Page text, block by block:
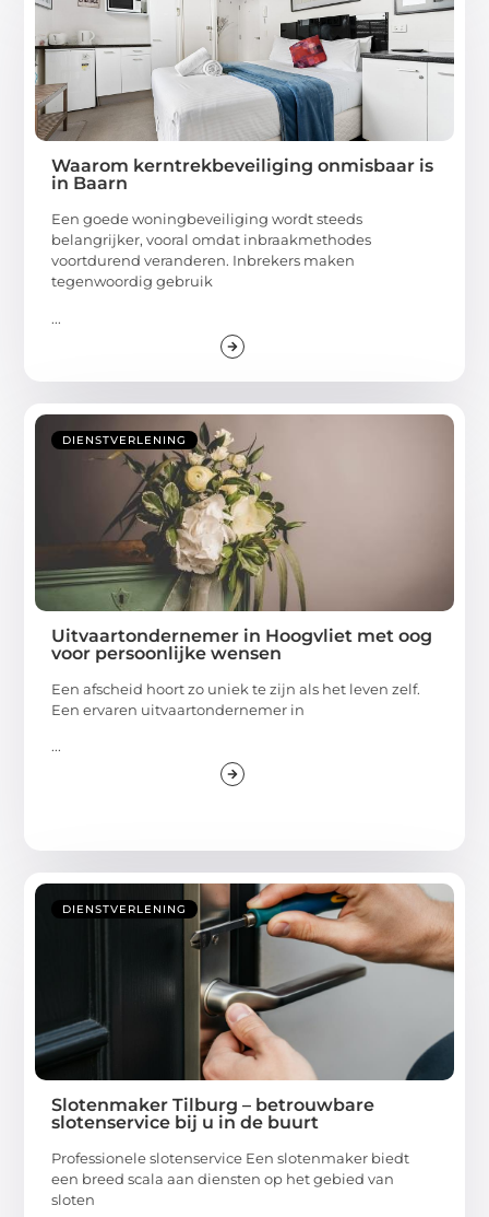
Waarom kerntrekbeveiliging onmisbaar is
in Baarn
Een goede woningbeveiliging wordt steeds
belangrijker, vooral omdat inbraakmethodes
voortdurend veranderen. Inbrekers maken
tegenwoordig gebruik
...
DIENSTVERLENING
Uitvaartondernemer in Hoogvliet met oog
voor persoonlijke wensen
Een afscheid hoort zo uniek te zijn als het leven zelf.
Een ervaren uitvaartondernemer in
...
DIENSTVERLENING
Slotenmaker Tilburg – betrouwbare
slotenservice bij u in de buurt
Professionele slotenservice Een slotenmaker biedt
een breed scala aan diensten op het gebied van
sloten